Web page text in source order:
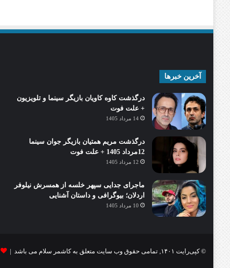
آخرین خبرها
درگذشت کاوه کاویان بازیگر سینما و تلویزیون
+ علت فوت
14 مرداد 1405
درگذشت مریم همتیان بازیگر جوان سینما
12مرداد 1405 + علت فوت
12 مرداد 1405
ماجرای جدایی سپهر خلسه از همسرش نیلوفر
اردلان؛ بیوگرافی و داستان آشنایی
10 مرداد 1405
© کپی‌رایت ۱۴۰۱, تمامی حقوق وب سایت متعلق به کاشمر سلام می باشد |